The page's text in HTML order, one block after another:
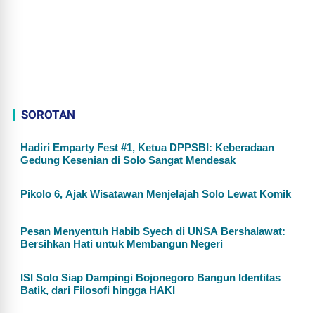
SOROTAN
Hadiri Emparty Fest #1, Ketua DPPSBI: Keberadaan
Gedung Kesenian di Solo Sangat Mendesak
Pikolo 6, Ajak Wisatawan Menjelajah Solo Lewat Komik
Pesan Menyentuh Habib Syech di UNSA Bershalawat:
Bersihkan Hati untuk Membangun Negeri
ISI Solo Siap Dampingi Bojonegoro Bangun Identitas
Batik, dari Filosofi hingga HAKI